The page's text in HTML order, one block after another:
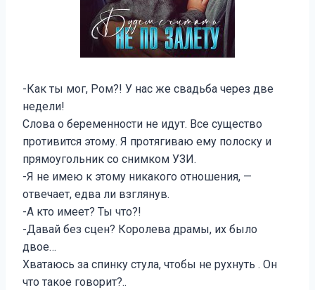
-Как ты мог, Ром?! У нас же свадьба через две
недели!
Слова о беременности не идут. Все существо
противится этому. Я протягиваю ему полоску и
прямоугольник со снимком УЗИ.
-Я не имею к этому никакого отношения, —
отвечает, едва ли взглянув.
-А кто имеет? Ты что?!
-Давай без сцен? Королева драмы, их было
двое…
Хватаюсь за спинку стула, чтобы не рухнуть . Он
что такое говорит?..